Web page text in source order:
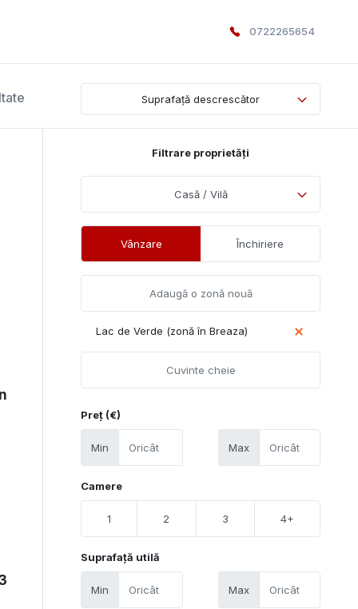
0722265654
Suprafață descrescător
Filtrare proprietăți
Casă / Vilă
Vânzare Închiriere
Lac de Verde (zonă în Breaza)
Preț (€)
Min Max
Camere
1 2 3 4+
Suprafață utilă
Min Max